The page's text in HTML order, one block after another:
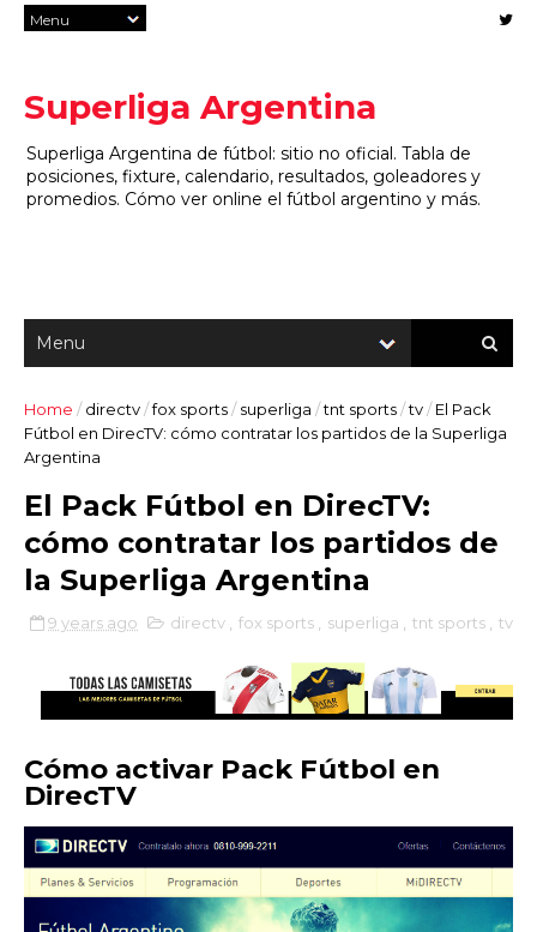
Superliga Argentina
Superliga Argentina de fútbol: sitio no oficial. Tabla de
posiciones, fixture, calendario, resultados, goleadores y
promedios. Cómo ver online el fútbol argentino y más.
Home /directv/fox sports/superliga /tnt sports/tv/El Pack
Fútbol en DirecTV: cómo contratar los partidos de la Superliga
Argentina
El Pack Fútbol en DirecTV:
cómo contratar los partidos de
la Superliga Argentina
9 years ago directv fox sports superliga tnt sports tv
Cómo activar Pack Fútbol en
DirecTV